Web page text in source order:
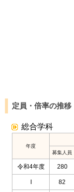
定員・倍率の推移
総合学科
年度
募集人員
令和4年度 280
I 82